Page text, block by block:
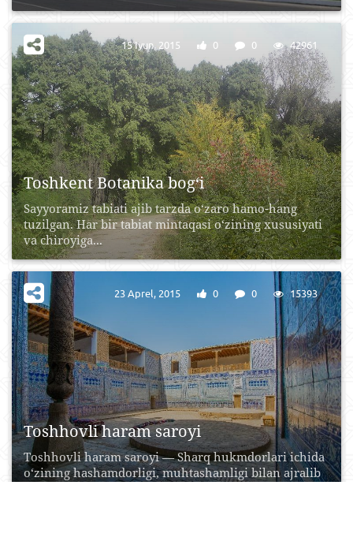
Toshkent Botanika bog‘i
Sayyoramiz tabiati ajib tarzda o‘zaro hamo-hang
tuzilgan. Har bir tabiat mintaqasi o‘zining xususiyati
va chiroyiga...
15 Iyun, 2015 0 0 42961
Toshhovli haram saroyi
Toshhovli haram saroyi — Sharq hukmdorlari ichida
o‘zining hashamdorligi, muhtashamligi bilan ajralib
23 Aprel, 2015 0 0 15393